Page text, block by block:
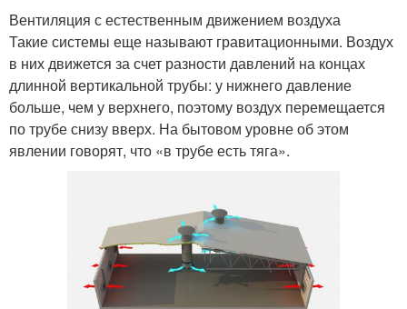
Вентиляция с естественным движением воздуха
Такие системы еще называют гравитационными. Воздух
в них движется за счет разности давлений на концах
длинной вертикальной трубы: у нижнего давление
больше, чем у верхнего, поэтому воздух перемещается
по трубе снизу вверх. На бытовом уровне об этом
явлении говорят, что «в трубе есть тяга».